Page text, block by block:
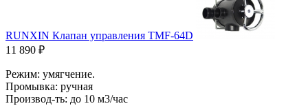
RUNXIN Клапан управления TMF-64D
11 890 ₽
Режим: умягчение.
Промывка: ручная
Производ-ть: до 10 м3/час